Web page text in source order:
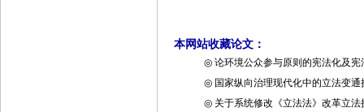
本网站收藏论文：
◎论环境公众参与原则的宪法化及宪
◎ 国家纵向治理现代化中的立法变通
◎ 关于系统修改《立法法》改革立